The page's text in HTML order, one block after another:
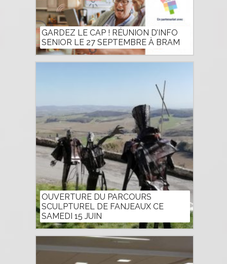
GARDEZ LE CAP ! RÉUNION D’INFO
SENIOR LE 27 SEPTEMBRE À BRAM
OUVERTURE DU PARCOURS
SCULPTUREL DE FANJEAUX CE
SAMEDI 15 JUIN